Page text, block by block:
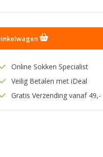
Online Sokken Specialist
Veilig Betalen met iDeal
Gratis Verzending vanaf 49,-